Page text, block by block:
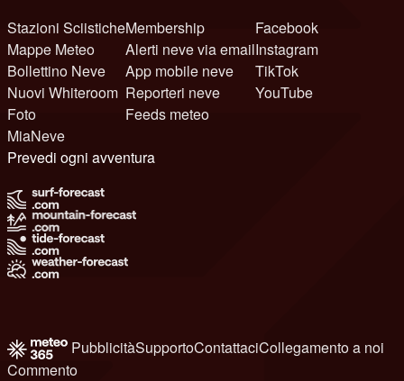
Stazioni Sciistiche
Mappe Meteo
Bollettino Neve
Nuovi Whiteroom
Foto
MiaNeve
Membership
Alerti neve via email
App mobile neve
Reporteri neve
Feeds meteo
Facebook
Instagram
TikTok
YouTube
Prevedi ogni avventura
PubblicitàSupportoContattaciCollegamento a noi
Commento